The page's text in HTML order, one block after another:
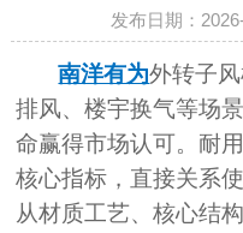
发布日期：
南洋有为外转子
排风、楼宇换气等场
命赢得市场认可。耐
核心指标，直接关系
从材质工艺、核心结